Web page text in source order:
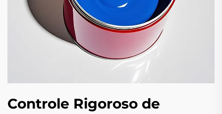
Controle Rigoroso de